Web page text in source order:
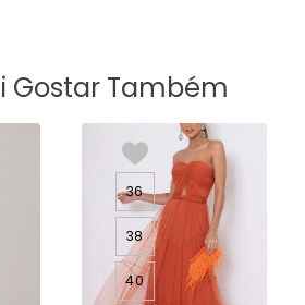
Gostar Também
36
38
40